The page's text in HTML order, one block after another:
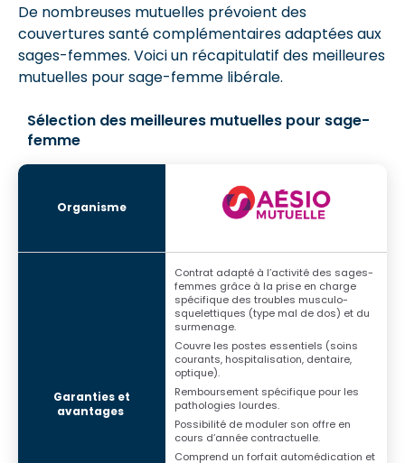
De nombreuses mutuelles prévoient des
couvertures santé complémentaires adaptées aux
sages-femmes. Voici un récapitulatif des meilleures
mutuelles pour sage-femme libérale.
Sélection des meilleures mutuelles pour sage-
femme
Contrat adapté à l’activité des sages-
femmes grâce à la prise en charge
spécifique des troubles musculo-
squelettiques (type mal de dos) et du
surmenage.
Couvre les postes essentiels (soins
courants, hospitalisation, dentaire,
optique).
Remboursement spécifique pour les
pathologies lourdes.
Possibilité de moduler son offre en
cours d’année contractuelle.
Comprend un forfait automédication et